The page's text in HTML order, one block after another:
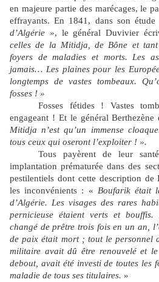
en majeure partie des marécages, le
effrayants. En 1841, dans son étude
d’Algérie », le général Duvivier
celles de la Mitidja, de Bône et tant
foyers de maladies et morts. Les
jamais… Les plaines pour les
longtemps de vastes tombeaux.
fosses ! »
Fosses fétides ! Vastes
engageant ! Et le général Berthezène
Mitidja n’est qu’un immense
tous ceux qui oseront l’exploiter ! ».
Tous payèrent de leur
implantation prématurée dans des
pestilentiels dont cette description
les inconvénients : « Boufarik était
d’Algérie. Les visages des rares
pernicieuse étaient verts et
changé de prêtre trois fois en un an,
de paix était mort ; tout le personnel
militaire avait dû être renouvelé et
debout, avait été investi de toutes les
maladie de tous ses titulaires. »